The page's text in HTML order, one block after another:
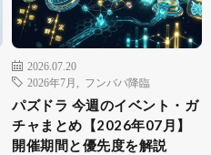
2026.07.20
2026年7月
フンババ降臨
パズドラ 今週のイベント・ガ
チャまとめ【2026年07月】
開催期間と優先度を解説